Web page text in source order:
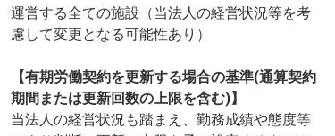
運営する全ての施設（当法人の経営状況等を考
慮して変更となる可能性あり）
【有期労働契約を更新する場合の基準(通算契約
期間または更新回数の上限を含む)】
当法人の経営状況も踏まえ、勤務成績や態度等